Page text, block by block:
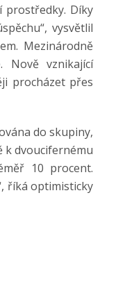
prostředky. Díky
vysvětlil
Mezinárodně
Nově vznikající
procházet přes
do skupiny,
k dvoucifernému
10 procent.
říká optimisticky